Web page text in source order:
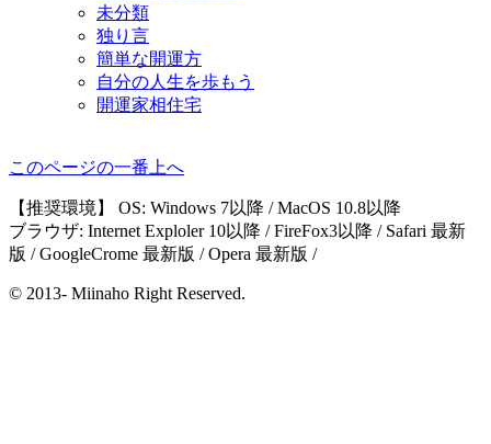
未分類
独り言
簡単な開運方
自分の人生を歩もう
開運家相住宅
このページの一番上へ
【推奨環境】 OS: Windows 7以降 / MacOS 10.8以降
ブラウザ: Internet Exploler 10以降 / FireFox3以降 / Safari 最新
版 / GoogleCrome 最新版 / Opera 最新版 /
© 2013- Miinaho Right Reserved.